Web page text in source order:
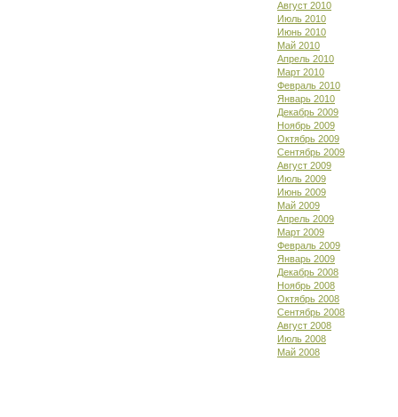
Август 2010
Июль 2010
Июнь 2010
Май 2010
Апрель 2010
Март 2010
Февраль 2010
Январь 2010
Декабрь 2009
Ноябрь 2009
Октябрь 2009
Сентябрь 2009
Август 2009
Июль 2009
Июнь 2009
Май 2009
Апрель 2009
Март 2009
Февраль 2009
Январь 2009
Декабрь 2008
Ноябрь 2008
Октябрь 2008
Сентябрь 2008
Август 2008
Июль 2008
Май 2008